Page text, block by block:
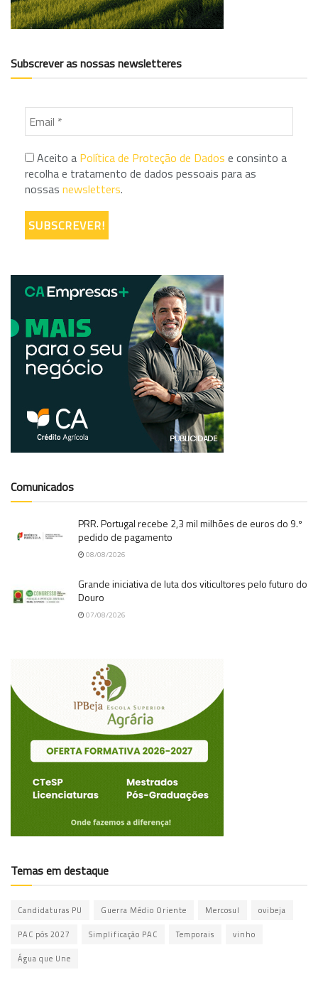
Subscrever as nossas newsletteres
Aceito a Política de Proteção de Dados e consinto a
recolha e tratamento de dados pessoais para as
nossas newsletters.
Comunicados
PRR. Portugal recebe 2,3 mil milhões de euros do 9.º
pedido de pagamento
08/08/2026
Grande iniciativa de luta dos viticultores pelo futuro do
Douro
07/08/2026
Temas em destaque
Candidaturas PU Guerra Médio Oriente Mercosul ovibeja
PAC pós 2027 Simplificação PAC Temporais vinho
Água que Une